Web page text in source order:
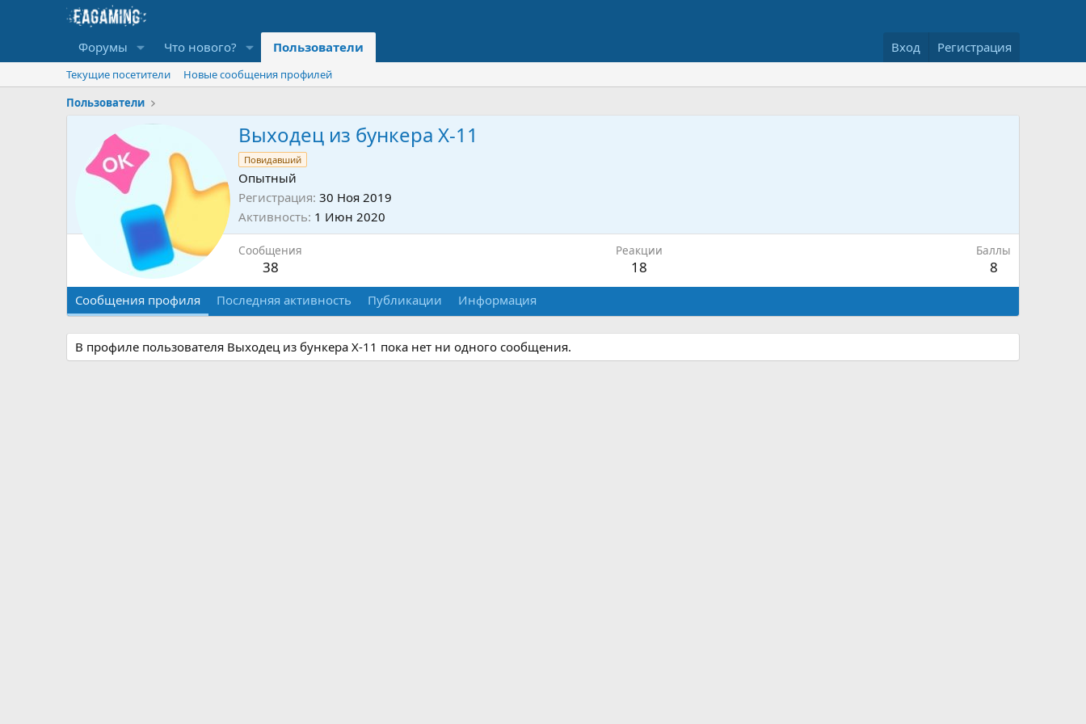
Форумы Что нового? Пользователи Вход Регистрация
Текущие посетители
Новые сообщения профилей
Пользователи
Выходец из бункера X-11
Повидавший
Опытный
Регистрация 30 Ноя 2019
Активность 1 Июн 2020
Сообщения
38
Реакции
18
Баллы
8
Сообщения профиля Последняя активность Публикации Информация
В профиле пользователя Выходец из бункера X-11 пока нет ни одного сообщения.